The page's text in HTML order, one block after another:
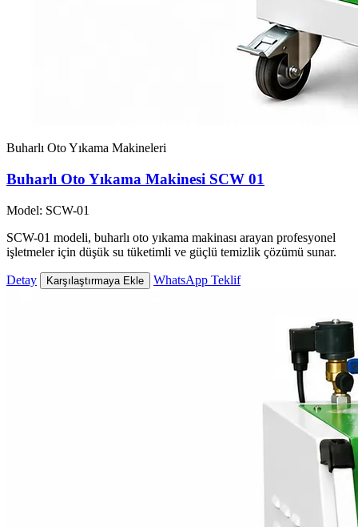
Buharlı Oto Yıkama Makineleri
Buharlı Oto Yıkama Makinesi SCW 01
Model: SCW-01
SCW-01 modeli, buharlı oto yıkama makinası arayan profesyonel
işletmeler için düşük su tüketimli ve güçlü temizlik çözümü sunar.
Detay Karşılaştırmaya Ekle WhatsApp Teklif